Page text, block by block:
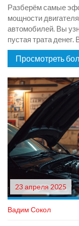
Разберём самые
мощности
автомобилей. Вы
пустая трата
практике, примеры
Расскажу о
чтобы каждый мог
Просмотреть
23 апреля 2025
Вадим Сокол